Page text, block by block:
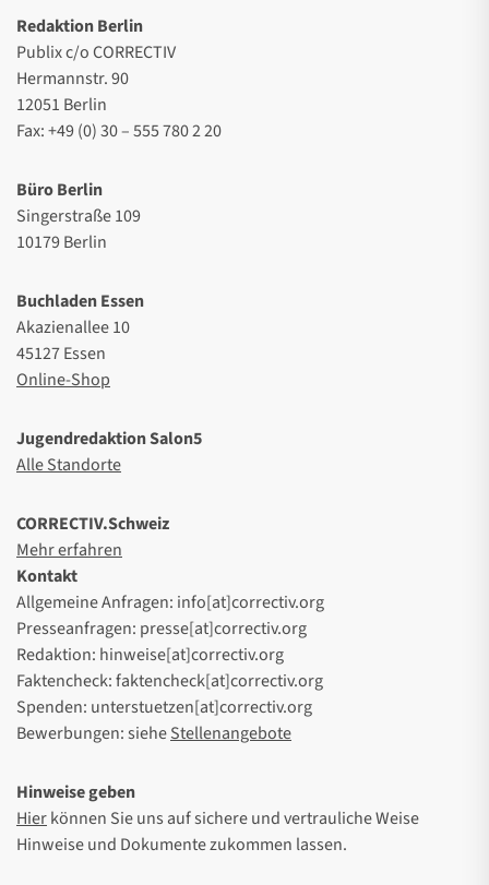
Redaktion Berlin
Publix c/o CORRECTIV
Hermannstr. 90
12051 Berlin
Fax: +49 (0) 30 – 555 780 2 20
Büro Berlin
Singerstraße 109
10179 Berlin
Buchladen Essen
Akazienallee 10
45127 Essen
Online-Shop
Jugendredaktion Salon5
Alle Standorte
CORRECTIV.Schweiz
Mehr erfahren
Kontakt
Allgemeine Anfragen: info[at]correctiv.org
Presseanfragen: presse[at]correctiv.org
Redaktion: hinweise[at]correctiv.org
Faktencheck: faktencheck[at]correctiv.org
Spenden: unterstuetzen[at]correctiv.org
Bewerbungen: sieheStellenangebote
Hinweise geben
Hierkönnen Sie uns auf sichere und vertrauliche Weise
Hinweise und Dokumente zukommen lassen.